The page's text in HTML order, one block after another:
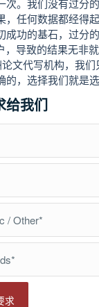
次。我们没有过分
，任何数据都经得
成功的基石，过分
，导致的结果无非
论文代写机构，我
的，选择我们就是选
给我们